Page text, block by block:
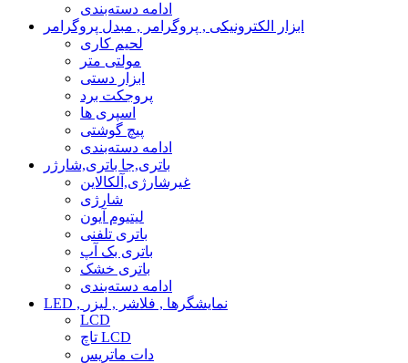
ادامه دسته‌بندی
ابزار الکترونیکی , پروگرامر , مبدل پروگرامر
لحیم کاری
مولتی متر
ابزار دستی
پروجکت برد
اسپری ها
پیچ گوشتی
ادامه دسته‌بندی
باتری,جا باتری,شارژر
غیرشارژی,آلکالاین
شارژی
لیتیوم آیون
باتری تلفنی
باتری بک آپ
باتری خشک
ادامه دسته‌بندی
LED , نمایشگرها , فلاشر , لیزر
LCD
تاچ LCD
دات ماتریس